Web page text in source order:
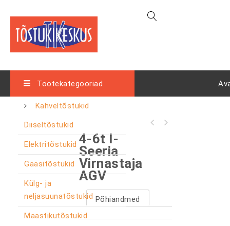
Tootekategooriad
Kahveltõstukid
Diiseltõstukid
Elektritõstukid
Gaasitõstukid
Külg- ja
neljasuunatõstukid
Maastikutõstukid
4-6t I-
Seeria
Virnastaja
AGV
Põhiandmed